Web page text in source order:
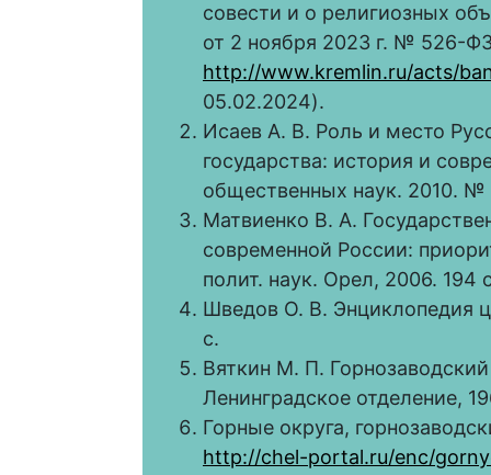
совести и о религиозных
от 2 ноября 2023 г. № 526-
http://www.kremlin.ru/acts/
05.02.2024).
Исаев А. В. Роль и место
государства: история и
общественных наук. 2010. №
Матвиенко В. А.
современной России:
полит. наук. Орел, 2006. 194
Шведов О. В. Энциклопедия
с.
Вяткин М. П.
Ленинградское отделение,
Горные округа,
http://chel-portal.ru/enc/